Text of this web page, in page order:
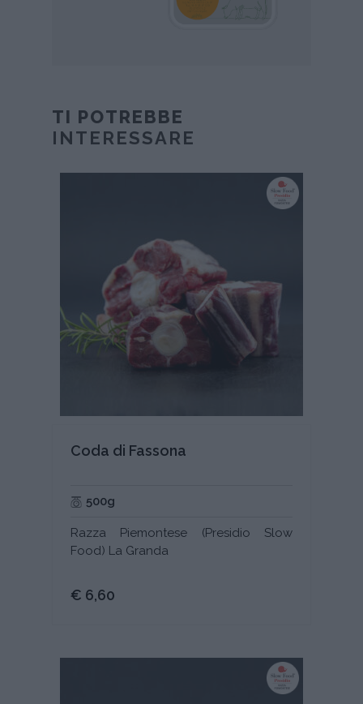
TI POTREBBE
INTERESSARE
Coda di Fassona
500g
Razza Piemontese (Presidio Slow
Food) La Granda
€ 6,60